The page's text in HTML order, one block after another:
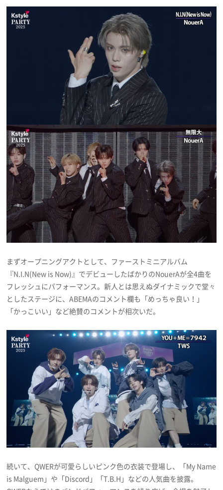
まずオープニングアクトとして、ファーストミニアルバム
『N.I.N(New is Now)』でデビューしたばかりのNouerAが全4曲を
フレッシュにパフォーマンス。新人とは思えぬダイナミックで堂々
としたステージに、ABEMAのコメント欄も「めっちゃ良い！」
「かっこいい」など絶賛のコメントが相次いだ。
続いて、QWERが可愛らしいピンク色の衣装で登場し、「My Name
is Malguem」や「Discord」「T.B.H」などの人気曲を披露。